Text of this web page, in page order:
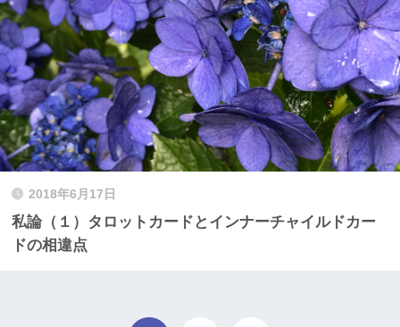
2018年6月17日
私論（１）タロットカードとインナーチャイルドカー
ドの相違点